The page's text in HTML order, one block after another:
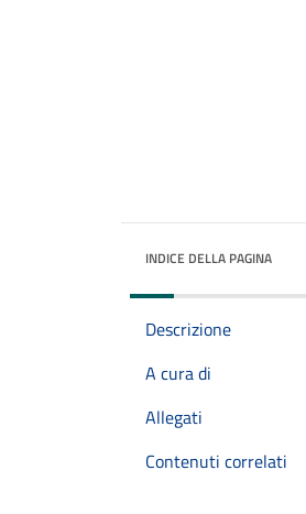
INDICE DELLA PAGINA
Descrizione
A cura di
Allegati
Contenuti correlati